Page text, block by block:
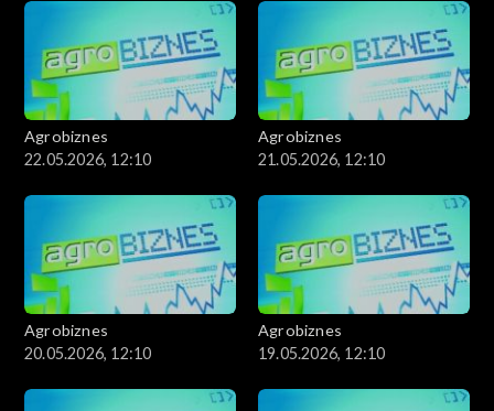
Agrobiznes
22.05.2026, 12:10
Agrobiznes
21.05.2026, 12:10
Agrobiznes
20.05.2026, 12:10
Agrobiznes
19.05.2026, 12:10